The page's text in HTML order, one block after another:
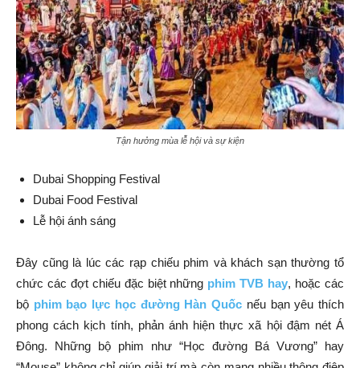
Tận hưởng mùa lễ hội và sự kiện
Dubai Shopping Festival
Dubai Food Festival
Lễ hội ánh sáng
Đây cũng là lúc các rạp chiếu phim và khách sạn thường tổ
chức các đợt chiếu đặc biệt những phim TVB hay, hoặc các
bộ phim bạo lực học đường Hàn Quốc nếu bạn yêu thích
phong cách kịch tính, phản ánh hiện thực xã hội đậm nét Á
Đông. Những bộ phim như “Học đường Bá Vương” hay